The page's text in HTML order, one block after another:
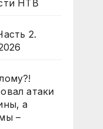
НТВ
2.
атаки
а
–